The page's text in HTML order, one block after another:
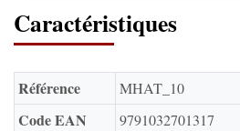
Caractéristiques
Référence MHAT_10
Code EAN 9791032701317